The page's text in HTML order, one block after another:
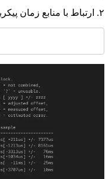
۲. ارتباط با منابع زمان پیکربندی شده را تأیید کنید: